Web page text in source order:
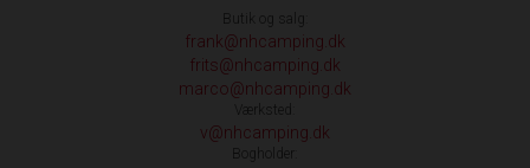
Butik og salg:
frank@nhcamping.dk
frits@nhcamping.dk
marco@nhcamping.dk
Værksted:
v@nhcamping.dk
Bogholder: